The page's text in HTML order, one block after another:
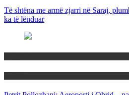
Të shtëna me armë zjarri në Saraj,
ka të lënduar